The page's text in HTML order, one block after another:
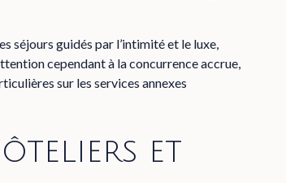
séjours guidés par l’intimité et le luxe,
cependant à la concurrence accrue,
sur les services annexes
et